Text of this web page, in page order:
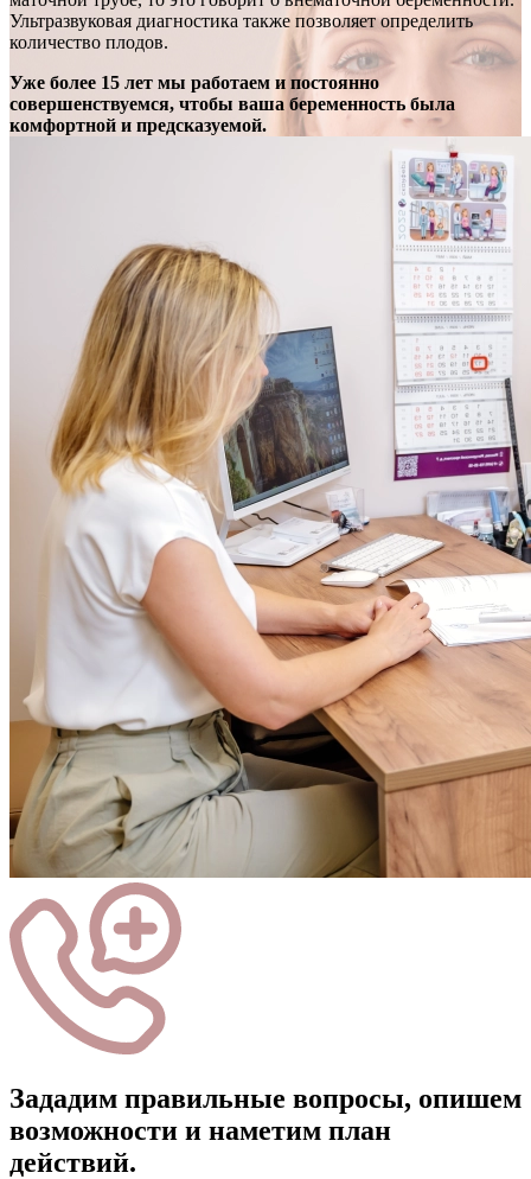
Ультразвуковая диагностика также позволяет определить
количество плодов.
Уже более 15 лет мы работаем и постоянно
совершенствуемся, чтобы ваша беременность была
комфортной и предсказуемой.
Зададим правильные вопросы, опишем
возможности и наметим план
действий.